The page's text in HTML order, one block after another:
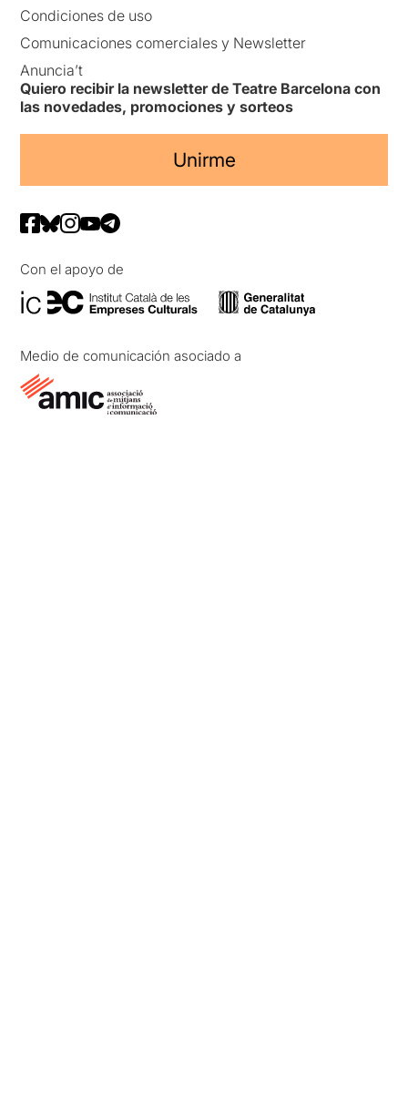
Condiciones de uso
Comunicaciones comerciales y Newsletter
Anuncia’t
Quiero recibir la newsletter de Teatre Barcelona con
las novedades, promociones y sorteos
Unirme
Con el apoyo de
Medio de comunicación asociado a